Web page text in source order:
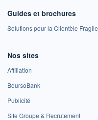
Guides et brochures
Solutions pour la Clientèle Fragile
Nos sites
Affiliation
BoursoBank
Publicité
Site Groupe & Recrutement